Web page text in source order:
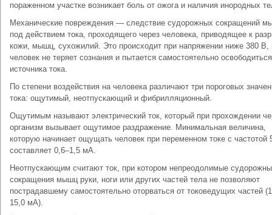
пораженном участке возникает боль от ожога и наличия инородных
Механические повреждения — следствие судорожных сокращений
под действием тока, проходящего через человека, приводящее к
кожи, мышц, сухожилий. Это происходит при напряжении ниже 380 В,
человек не теряет сознания и пытается самостоятельно
источника тока.
По степени воздействия на человека различают три пороговых
тока: ощутимый, неотпускающий и фибрилляционный.
Ощутимым называют электрический ток, который при прохождении
организм вызывает ощутимое раздражение. Минимальная величина,
которую начинает ощущать человек при переменном токе с частотой
составляет 0,6–1,5 мА.
Неотпускающим считают ток, при котором непреодолимые
сокращения мышц руки, ноги или других частей тела не позволяют
пострадавшему самостоятельно оторваться от токоведущих частей
15,0 мА).